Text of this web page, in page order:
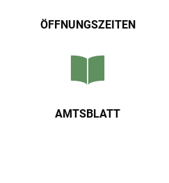
ÖFFNUNGSZEITEN
AMTSBLATT